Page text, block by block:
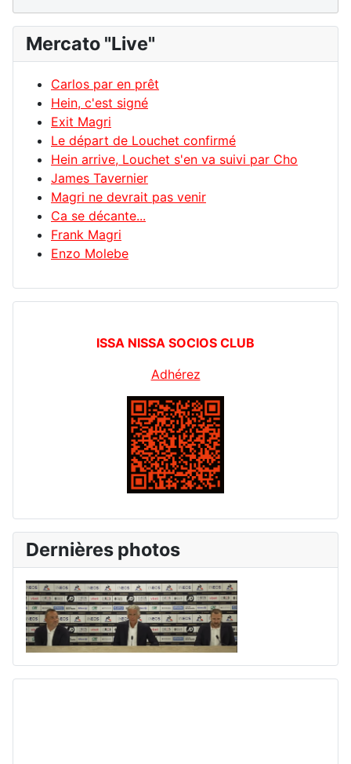
Mercato "Live"
Carlos par en prêt
Hein, c'est signé
Exit Magri
Le départ de Louchet confirmé
Hein arrive, Louchet s'en va suivi par Cho
James Tavernier
Magri ne devrait pas venir
Ca se décante...
Frank Magri
Enzo Molebe
ISSA NISSA SOCIOS CLUB
Adhérez
Dernières photos